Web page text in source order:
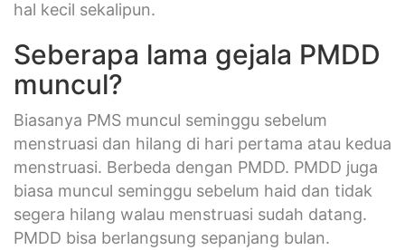
hal kecil sekalipun.
Seberapa lama gejala PMDD
muncul?
Biasanya PMS muncul seminggu sebelum
menstruasi dan hilang di hari pertama atau kedua
menstruasi. Berbeda dengan PMDD. PMDD juga
biasa muncul seminggu sebelum haid dan tidak
segera hilang walau menstruasi sudah datang.
PMDD bisa berlangsung sepanjang bulan.